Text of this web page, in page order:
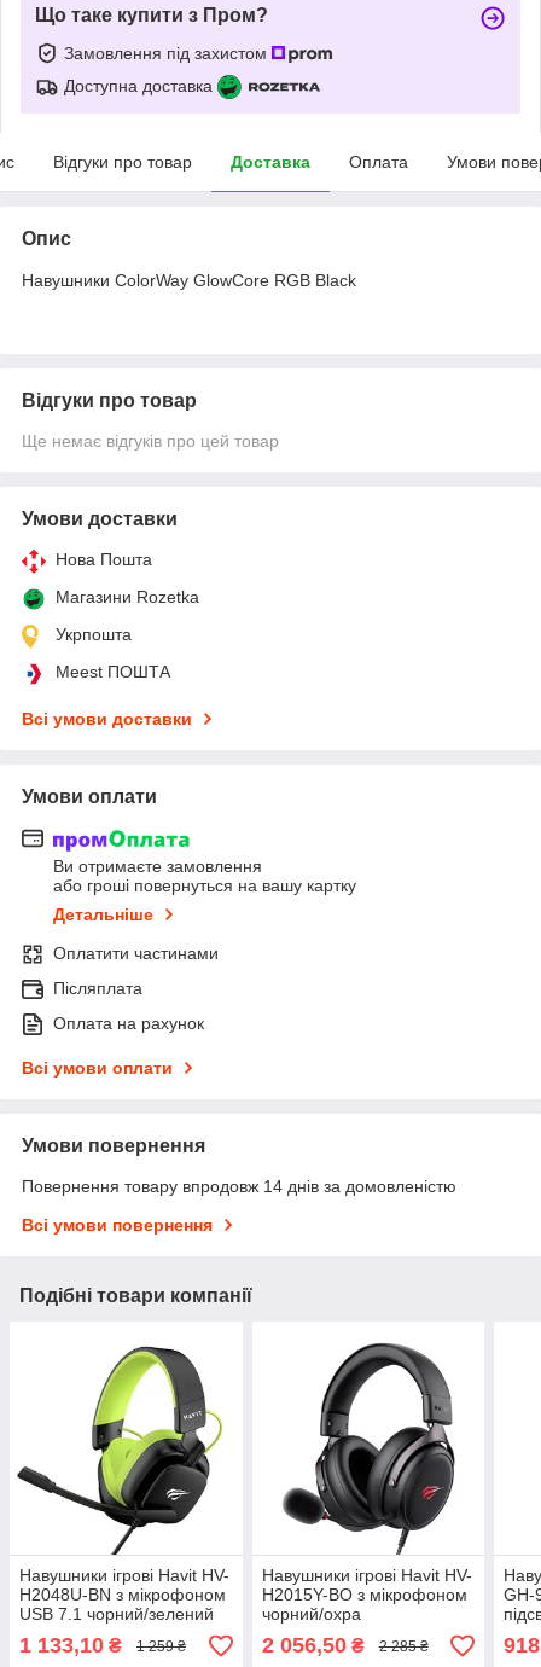
Що таке купити з Пром?
Замовлення під захистом
Доступна доставка
Відгуки про товар Доставка Оплата Умови
Опис
Навушники ColorWay GlowCore RGB Black
Відгуки про товар
Ще немає відгуків про цей товар
Умови доставки
Нова Пошта
Магазини Rozetka
Укрпошта
Meest ПОШТА
Всі умови доставки
Умови оплати
Ви отримаєте замовлення
або гроші повернуться на вашу картку
Детальніше
Оплатити частинами
Післяплата
Оплата на рахунок
Всі умови оплати
Умови повернення
Повернення товару впродовж 14 днів за домовленістю
Всі умови повернення
Подібні товари компанії
Навушники ігрові Havit HV-
H2048U-BN з мікрофоном
USB 7.1 чорний/зелений
1 133,10 ₴ 1 259 ₴
Навушники ігрові Havit HV-
H2015Y-BO з мікрофоном
чорний/охра
2 056,50₴ 2 285 ₴
GH-